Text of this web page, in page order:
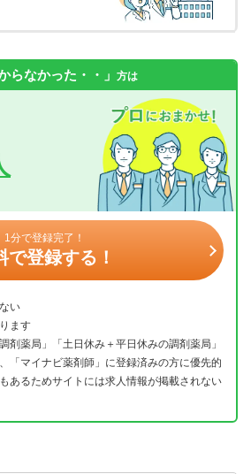
らなかった・・」 方は
1分で登録完了！
で登録する！
い
ます
剤薬局」「土日休み＋平日休みの調剤薬局」
「マイナビ薬剤師」に登録済みの方に優先的
あるためサイトには求人情報が掲載されない